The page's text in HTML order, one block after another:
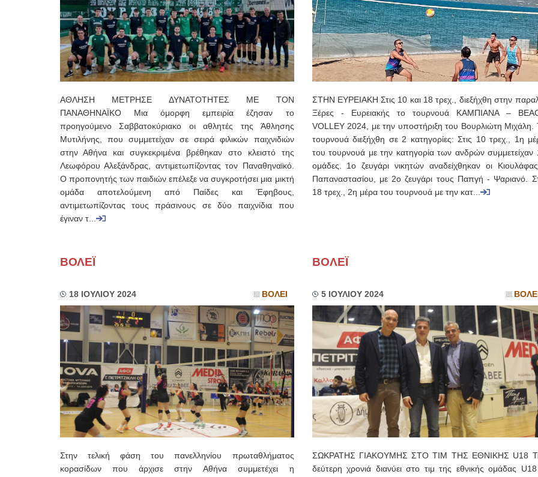
ΑΘΛΗΣΗ ΜΕΤΡΗΣΕ ΔΥΝΑΤΟΤΗΤΕΣ ΜΕ ΤΟΝ
ΠΑΝΑΘΗΝΑΪΚΟ Μια όμορφη εμπειρία έζησαν το
προηγούμενο Σαββατοκύριακο οι αθλητές της Άθλησης
Μυτιλήνης, που συμμετείχαν σε σειρά φιλικών παιχνιδιών
στην Αθήνα και συγκεκριμένα βρέθηκαν στο κλειστό της
Λεωφόρου Αλεξάνδρας, αντιμετωπίζοντας τον Παναθηναϊκό.
Ο προπονητής των παιδιών επέλεξε να συγκροτήσει μια μικτή
ομάδα αποτελούμενη από Παίδες και Έφηβους,
αντιμετωπίζοντας τους πράσινους σε δύο παιχνίδια που
έγιναν τ...
ΣΤΗΝ ΕΥΡΕΙΑΚΗ Στις 10 και 18 τρεχ., διεξήχθη στην
Ξέρες - Ευρειακής το τουρνουά ΚΑΜΠΙΑΝΑ –
VOLLEY 2024, με την υποστήριξη του Βουρλιώτη Μιχάλη.
τουρνουά διεξήχθη σε 2 κατηγορίες: Στις 10 τρεχ., 1η
του τουρνουά με την κατηγορία των ανδρών συμμετείχαν
ομάδες. 1ο ζευγάρι νικητών αναδείχθηκαν οι
Παπαναστασίου, με 2ο ζευγάρι τους Παπγή - Ψαριανό.
18 τρεχ., 2η μέρα του τουρνουά με την κατ...
ΒΟΛΕΪ
18 ΙΟΥΛΙΟΥ 2024 ΒΟΛΕΙ
Στην τελική φάση του πανελληνίου πρωταθλήματος
κορασίδων που άρχισε στην Αθήνα συμμετέχει η
BOΛΕΪ
5 ΙΟΥΛΙΟΥ 2024 ΒΟΛΕΙ
ΣΩΚΡΑΤΗΣ ΓΙΑΚΟΥΜΗΣ ΣΤΟ ΤΙΜ ΤΗΣ ΕΘΝΙΚΗΣ U18
δεύτερη χρονιά διανύει στο τιμ της εθνικής ομάδας
Χειρουργός Ωτορινολαρυγγολόγος
Έλενα Μπούμπα
Στρατιωτικός Ιατρός
Διδ.Παν.Αθηνών
Διπλωματούχος Ευρ.Ακαδημίας
Πάρνηθας 95-97 Αχαρναί
2102467085 & 6938502258